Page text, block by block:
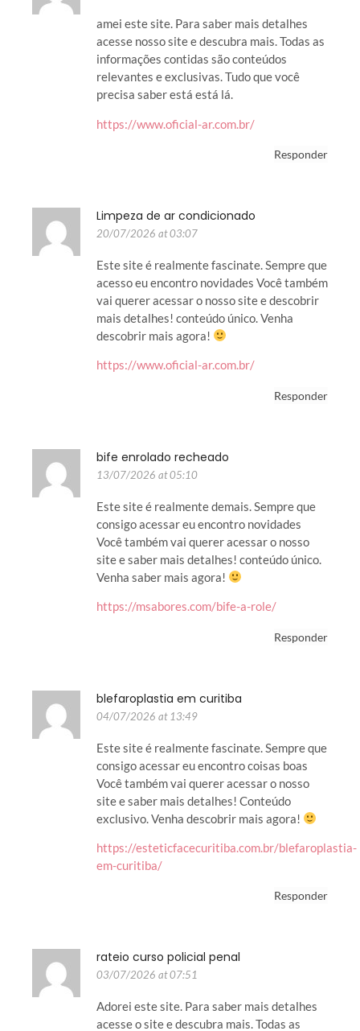
amei este site. Para saber mais detalhes
acesse nosso site e descubra mais. Todas as
informações contidas são conteúdos
relevantes e exclusivas. Tudo que você
precisa saber está está lá.
https://www.oficial-ar.com.br/
Responder
Limpeza de ar condicionado
20/07/2026 at 03:07
Este site é realmente fascinate. Sempre que
acesso eu encontro novidades Você também
vai querer acessar o nosso site e descobrir
mais detalhes! conteúdo único. Venha
descobrir mais agora!
https://www.oficial-ar.com.br/
Responder
bife enrolado recheado
13/07/2026 at 05:10
Este site é realmente demais. Sempre que
consigo acessar eu encontro novidades
Você também vai querer acessar o nosso
site e saber mais detalhes! conteúdo único.
Venha saber mais agora!
https://msabores.com/bife-a-role/
Responder
blefaroplastia em curitiba
04/07/2026 at 13:49
Este site é realmente fascinate. Sempre que
consigo acessar eu encontro coisas boas
Você também vai querer acessar o nosso
site e saber mais detalhes! Conteúdo
exclusivo. Venha descobrir mais agora!
https://esteticfacecuritiba.com.br/blefaroplastia-
em-curitiba/
Responder
rateio curso policial penal
03/07/2026 at 07:51
Adorei este site. Para saber mais detalhes
acesse o site e descubra mais. Todas as